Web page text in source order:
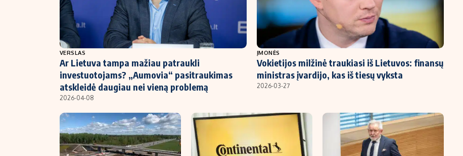
Ekonomika
Politika
NT ir statybos
Laisvalaikis
Infliacija
Migracija
Įdomios naujienos
VERSLAS
Ar Lietuva tampa mažiau patraukli
investuotojams? „Aumovia“ pasitraukimas
atskleidė daugiau nei vieną problemą
2026-04-08
ĮMONĖS
Vokietijos milžinė traukiasi iš Lietuvos: finansų
ministras įvardijo, kas iš tiesų vyksta
2026-03-27